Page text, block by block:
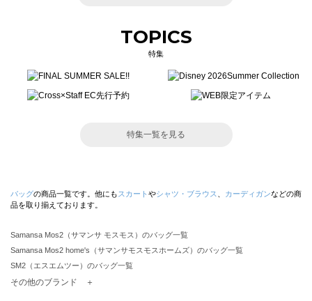
TOPICS
特集
特集一覧を見る
バッグの商品一覧です。他にも スカート やシャツ・ブラウス カーディガンなどの商
品を取り揃えております。
Samansa Mos2（サマンサ モスモス）のバッグ一覧
Samansa Mos2 home's（サマンサモスモスホームズ）のバッグ一覧
SM2（エスエムツー）のバッグ一覧
TSUHARU by Samansa Mos2（ツハルバイサマンサモスモス）のバッグ一覧
その他のブランド ＋